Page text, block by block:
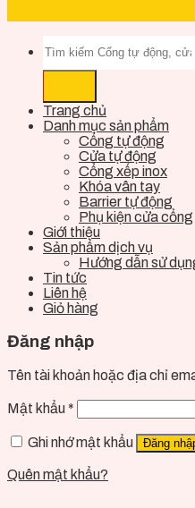
Trang chủ
Danh mục sản phẩm
Cổng tự động
Cửa tự động
Cổng xếp inox
Khóa vân tay
Barrier tự động
Phụ kiện cửa cổng
Giới thiệu
Sản phẩm dịch vụ
Hướng dẫn sử
Tin tức
Liên hệ
Giỏ hàng
Đăng nhập
Tên tài khoản hoặc địa chỉ
Mật khẩu *
Ghi nhớ mật khẩu Đăng
Quên mật khẩu?